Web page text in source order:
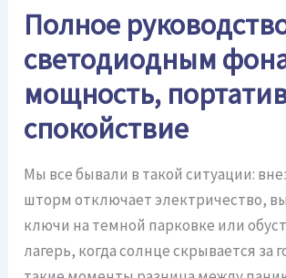
Полное
светодиодным
мощность,
спокойствие
Мы все бывали в такой ситуации:
шторм отключает электричество,
ключи на темной парковке или
лагерь, когда солнце скрывается за